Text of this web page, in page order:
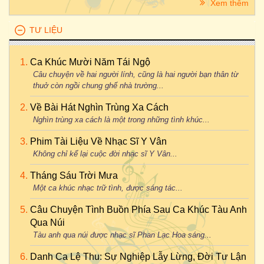
Xem thêm
TƯ LIỆU
Ca Khúc Mười Năm Tái Ngộ
Câu chuyện về hai người lính, cũng là hai người bạn thân từ
thuở còn ngồi chung ghế nhà trường...
Về Bài Hát Nghìn Trùng Xa Cách
Nghìn trùng xa cách là một trong những tình khúc...
Phim Tài Liệu Về Nhạc Sĩ Y Vân
Không chỉ kể lại cuộc đời nhạc sĩ Y Vân...
Tháng Sáu Trời Mưa
Một ca khúc nhạc trữ tình, được sáng tác...
Câu Chuyện Tình Buồn Phía Sau Ca Khúc Tàu Anh
Qua Núi
Tàu anh qua núi được nhạc sĩ Phan Lạc Hoa sáng...
Danh Ca Lệ Thu: Sự Nghiệp Lẫy Lừng, Đời Tư Lận